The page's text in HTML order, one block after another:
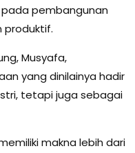
pembangunan
produktif.
Musyafa,
yang dinilainya hadir
tetapi juga sebagai
makna lebih dari